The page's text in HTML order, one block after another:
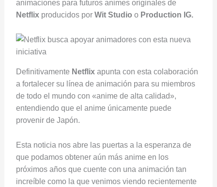
animaciones para futuros animes originales de
Netflix producidos por Wit Studio o Production IG.
Definitivamente Netflix apunta con esta colaboración
a fortalecer su línea de animación para su miembros
de todo el mundo con «anime de alta calidad»,
entendiendo que el anime únicamente puede
provenir de Japón.
Esta noticia nos abre las puertas a la esperanza de
que podamos obtener aún más anime en los
próximos años que cuente con una animación tan
increíble como la que venimos viendo recientemente